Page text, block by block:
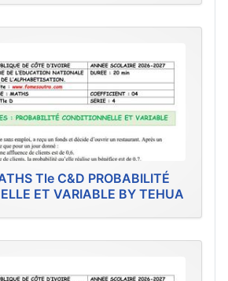
Tle C&D PROBABILITÉ
ET VARIABLE BY TEHUA